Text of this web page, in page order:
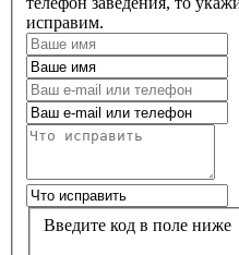
исправим.
Введите код в поле ниже